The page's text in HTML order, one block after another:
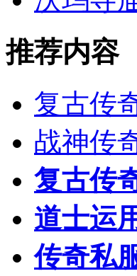
推荐内容
复古传
战神传
复古传
道士运
传奇私